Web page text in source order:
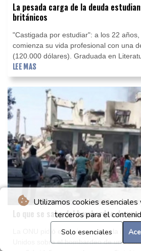
Utilizamos cookies esenciales
terceros para el
Solo esenciales
La pesada carga de la deuda
británicos
"Castigada por estudiar": a los 22 años,
comienza su vida profesional con una
(120.000 dólares). Graduada en
Universidad de Newcastle, no tuvo más
endeudarse para pagar su matrícula.
LEE MAS
Lo que se sabe del bombardeo de
La ONU pidió este viernes que la
Unidos sobre el bombardeo de una